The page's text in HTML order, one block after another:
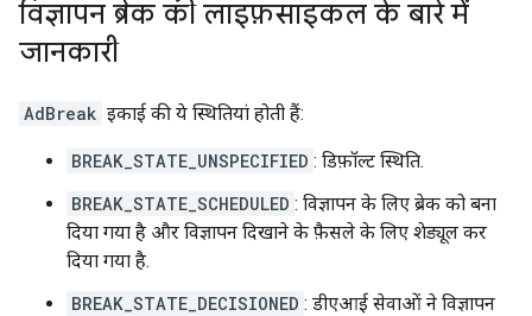
विज्ञापन ब्रेक की लाइफ़साइकल के बारे में
जानकारी
AdBreak इकाई की ये स्थितियां होती हैं:
BREAK_STATE_UNSPECIFIED : डिफ़ॉल्ट स्थिति.
BREAK_STATE_SCHEDULED : विज्ञापन के लिए ब्रेक को बना
दिया गया है और विज्ञापन दिखाने के फ़ैसले के लिए शेड्यूल कर
दिया गया है.
BREAK_STATE_DECISIONED : डीएआई सेवाओं ने विज्ञापन